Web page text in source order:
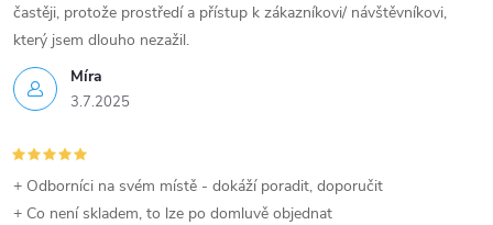
Míra
3.7.2025
častěji, protože prostředí a přístup k zákazníkovi/ návštěvníkovi,
který jsem dlouho nezažil.
+ Odborníci na svém místě - dokáží poradit, doporučit
+ Co není skladem, to lze po domluvě objednat